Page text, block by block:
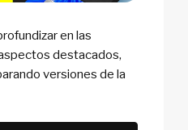
en las
destacados,
versiones de la